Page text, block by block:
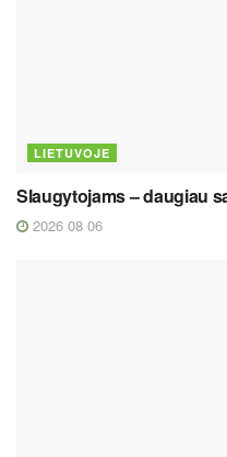
LIETUVOJE
Slaugytojams – daugiau
2026 08 06